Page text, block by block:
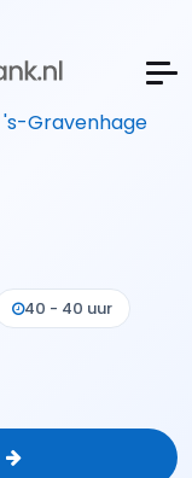
Gravenhage
40 - 40 uur